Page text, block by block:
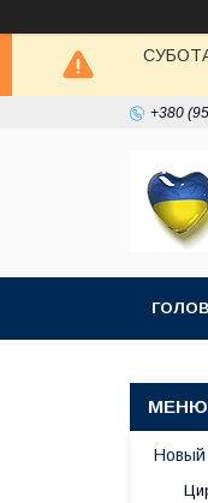
СУБОТА
+380
Новый